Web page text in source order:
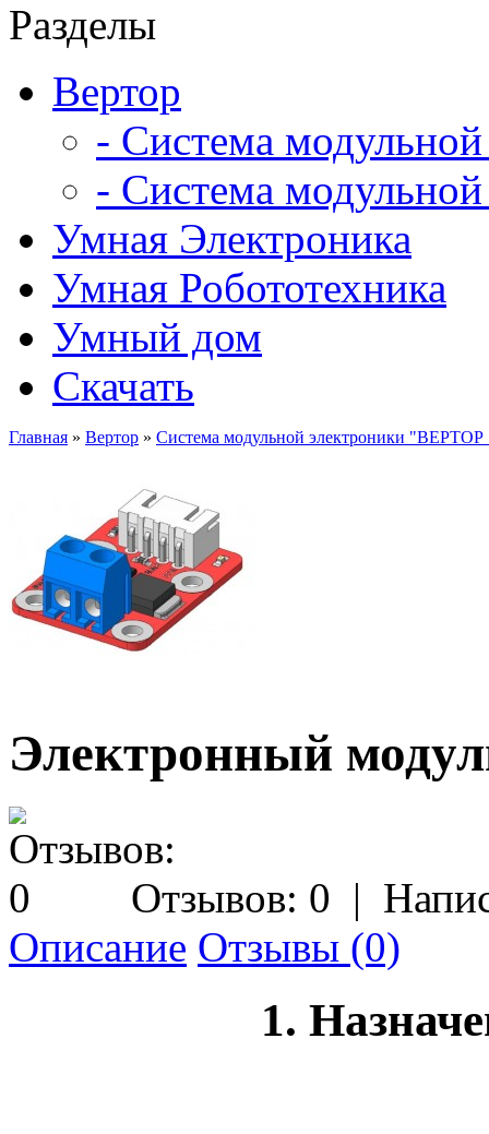
Разделы
Вертор
- Система
- Система
Умная Электроника
Умная Робототехника
Умный дом
Скачать
Главная » Вертор » Система модульной электроники "ВЕРТОР
Электронный
Отзывов: 0 |
Описание Отзывы (0)
1.